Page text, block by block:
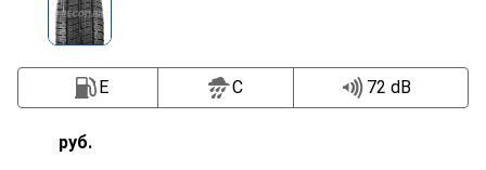
E C 72 dB
руб.